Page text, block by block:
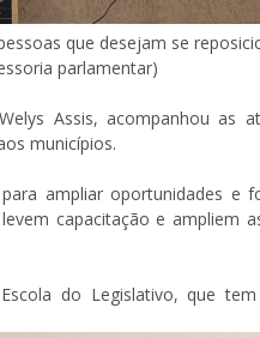
que desejam se
parlamentar)
Assis, acompanhou as
municípios.
ampliar oportunidades e
capacitação e ampliem
do Legislativo, que